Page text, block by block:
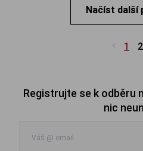
Načíst další
1 2
Registrujte se k odběru
nic